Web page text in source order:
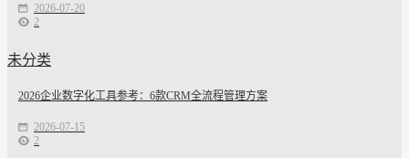
2026-07-20
2
未分类
2026企业数字化工具参考：6款CRM全流程管理方案
2026-07-15
2